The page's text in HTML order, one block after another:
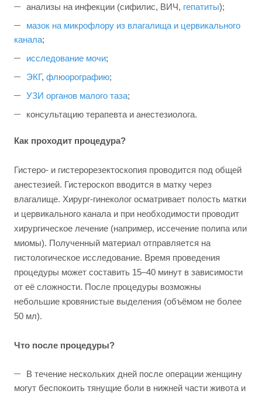
анализы на инфекции (сифилис, ВИЧ, гепатиты);
мазок на микрофлору из влагалища и цервикального
канала;
исследование мочи;
ЭКГ, флюорографию;
УЗИ органов малого таза;
консультацию терапевта и анестезиолога.
Как проходит процедура?
Гистеро- и гистерорезектоскопия проводится под общей
анестезией. Гистероскоп вводится в матку через
влагалище. Хирург-гинеколог осматривает полость матки
и цервикального канала и при необходимости проводит
хирургическое лечение (например, иссечение полипа или
миомы). Полученный материал отправляется на
гистологическое исследование. Время проведения
процедуры может составить 15–40 минут в зависимости
от её сложности. После процедуры возможны
небольшие кровянистые выделения (объёмом не более
50 мл).
Что после процедуры?
В течение нескольких дней после операции женщину
могут беспокоить тянущие боли в нижней части живота и